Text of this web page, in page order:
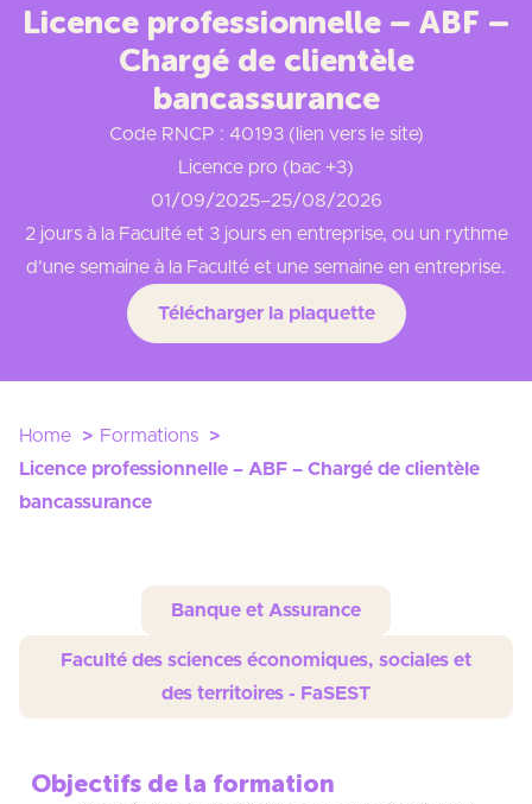
Licence professionnelle – ABF –
Chargé de clientèle
bancassurance
Code RNCP : 40193 (lien vers le site)
Licence pro (bac +3)
01/09/2025–25/08/2026
2 jours à la Faculté et 3 jours en entreprise, ou un rythme
d’une semaine à la Faculté et une semaine en entreprise.
Télécharger la plaquette
Home
Formations
Licence professionnelle – ABF – Chargé de clientèle
bancassurance
Banque et Assurance
Faculté des sciences économiques, sociales et
des territoires - FaSEST
Objectifs de la formation